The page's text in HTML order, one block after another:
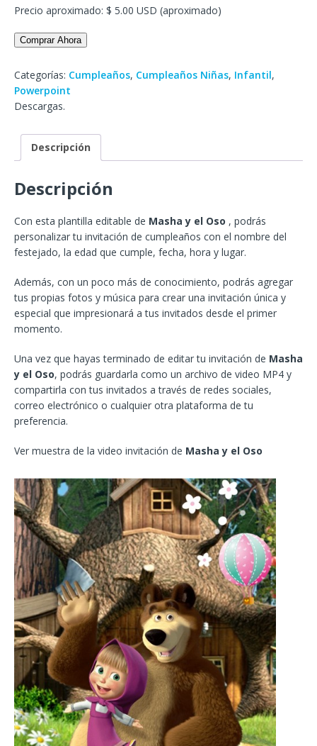
Precio aproximado: $ 5.00 USD (aproximado)
Comprar Ahora
Categorías: Cumpleaños, Cumpleaños Niñas, Infantil,
Powerpoint
Descargas.
Descripción
Descripción
Con esta plantilla editable de Masha y el Oso , podrás
personalizar tu invitación de cumpleaños con el nombre del
festejado, la edad que cumple, fecha, hora y lugar.
Además, con un poco más de conocimiento, podrás agregar
tus propias fotos y música para crear una invitación única y
especial que impresionará a tus invitados desde el primer
momento.
Una vez que hayas terminado de editar tu invitación de Masha
y el Oso, podrás guardarla como un archivo de video MP4 y
compartirla con tus invitados a través de redes sociales,
correo electrónico o cualquier otra plataforma de tu
preferencia.
Ver muestra de la video invitación de Masha y el Oso